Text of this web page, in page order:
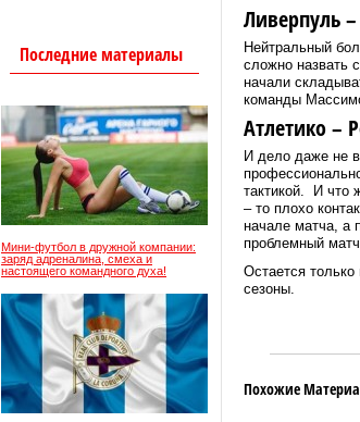
Последние материалы
Мини-футбол в дружной компании:
заряд адреналина, смеха и
настоящего командного духа!
Ливерпуль
Нейтральный
сложно назвать
начали
команды
Атлетико –
И дело даже не в
тактикой. И что
– то плохо
начале матча, а
проблемный
Остается
сезоны.
Похожие